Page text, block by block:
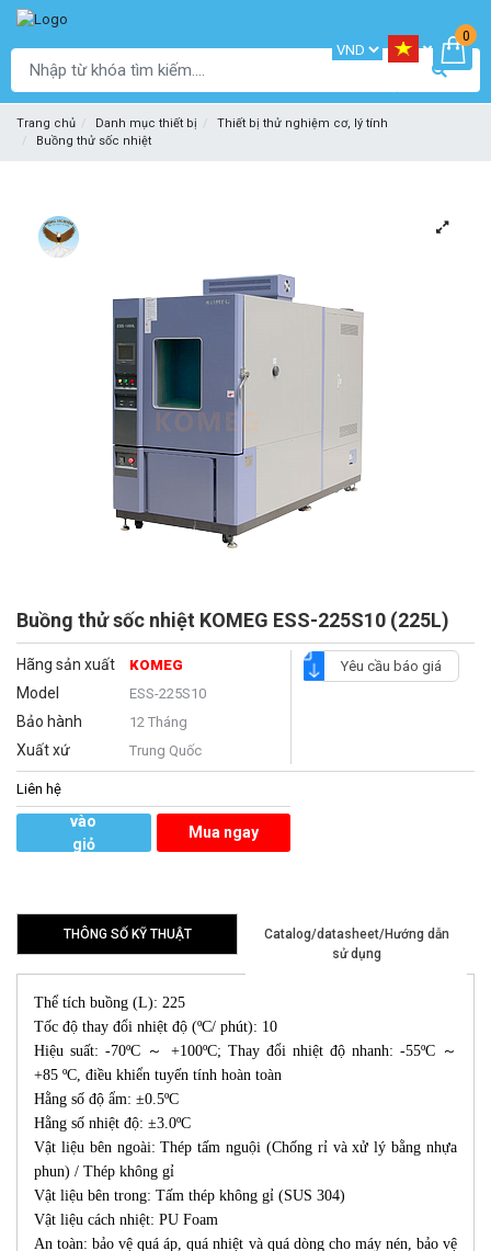
0
Trang chủ Danh mục thiết bị
Thiết bị thử nghiệm cơ, lý tính
Buồng thử sốc nhiệt
Buồng thử sốc nhiệt KOMEG ESS-225S10 (225L)
Hãng sản xuất KOMEG
Model ESS-225S10
Bảo hành 12 Tháng
Xuất xứ Trung Quốc
Yêu cầu báo giá
Liên hệ
vào
giỏ
Mua ngay
THÔNG SỐ KỸ THUẬT
Catalog/datasheet/Hướng dẫn
sử dụng
Thể tích buồng (L): 225
Tốc độ thay đổi nhiệt độ (ºC/ phút): 10
Hiệu suất: -70ºC ～ +100ºC; Thay đổi nhiệt độ nhanh: -55ºC ～
+85 ºC, điều khiển tuyến tính hoàn toàn
Hằng số độ ẩm: ±0.5ºC
Hằng số nhiệt độ: ±3.0ºC
Vật liệu bên ngoài: Thép tấm nguội (Chống rỉ và xử lý bằng nhựa
phun) / Thép không gỉ
Vật liệu bên trong: Tấm thép không gỉ (SUS 304)
Vật liệu cách nhiệt: PU Foam
An toàn: bảo vệ quá áp, quá nhiệt và quá dòng cho máy nén, bảo vệ